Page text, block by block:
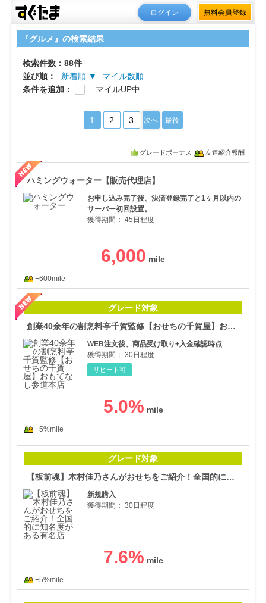
ログイン 無料会員登録
『グルメ』の検索結果
検索件数：88件
並び順：
新着順 ▼
マイル数順
条件を追加：
マイルUP中
1 2 3 次へ 最後
グレードボーナス 友達紹介報酬
ハミングウォーター【販売代理店】
お申し込み完了後、決済登録完了と1ヶ月以内の
サーバー初回設置。
獲得期間： 45日程度
6,000
+600mile
グレード対象
創業40余年の割烹料亭千賀監修【おせちの千賀屋】おもてなし参道本店
WEB注文後、商品受け取り+入金確認時点
獲得期間： 30日程度
リピート可
5.0%
+5%mile
グレード対象
【板前魂】木村佳乃さんがおせちをご紹介！全国的に知名度がある有名店
新規購入
獲得期間： 30日程度
7.6%
+5%mile